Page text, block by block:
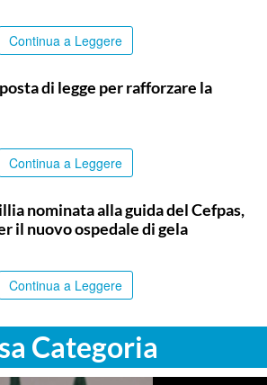
Continua a Leggere
di legge per rafforzare la
Continua a Leggere
nominata alla guida del Cefpas,
il nuovo ospedale di gela
Continua a Leggere
Categoria